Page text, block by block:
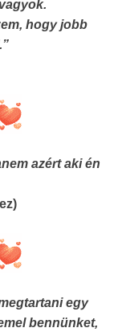
hogy jobb
azért aki én
egy
bennünket,